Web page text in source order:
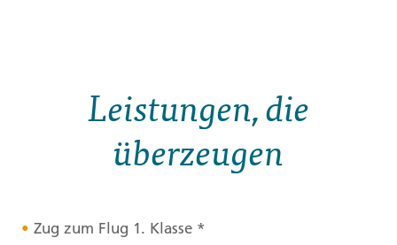
Leistungen, die
überzeugen
Zug zum Flug 1. Klasse *